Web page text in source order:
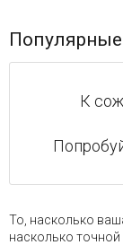
Сб-
К
То, насколько
насколько точной